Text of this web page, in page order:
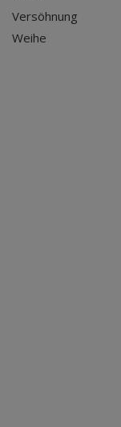
Versöhnung
Weihe